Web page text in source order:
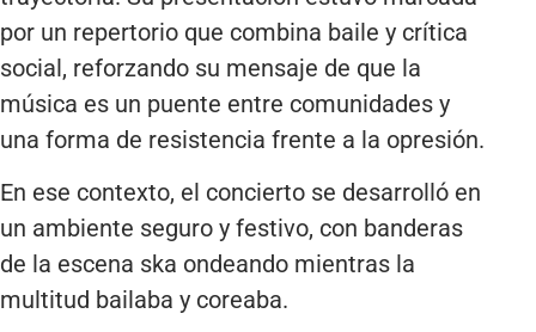
por un repertorio que combina baile y crítica
social, reforzando su mensaje de que la
música es un puente entre comunidades y
una forma de resistencia frente a la opresión.
En ese contexto, el concierto se desarrolló en
un ambiente seguro y festivo, con banderas
de la escena ska ondeando mientras la
multitud bailaba y coreaba.